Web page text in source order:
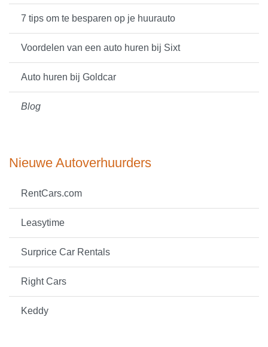
7 tips om te besparen op je huurauto
Voordelen van een auto huren bij Sixt
Auto huren bij Goldcar
Blog
Nieuwe Autoverhuurders
RentCars.com
Leasytime
Surprice Car Rentals
Right Cars
Keddy